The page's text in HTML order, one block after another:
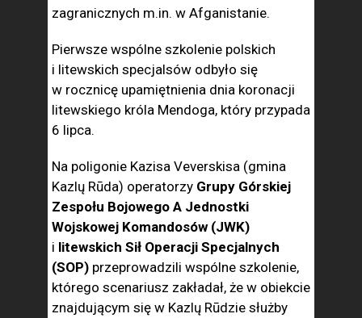
zagranicznych m.in. w Afganistanie.
Pierwsze wspólne szkolenie polskich
i litewskich specjalsów odbyło się
w rocznicę upamiętnienia dnia koronacji
litewskiego króla Mendoga, który przypada
6 lipca.
Na poligonie Kazisa Veverskisa (gmina
Kazlų Rūda) operatorzy Grupy Górskiej
Zespołu Bojowego A Jednostki
Wojskowej Komandosów (JWK)
i litewskich Sił Operacji Specjalnych
(SOP) przeprowadzili wspólne szkolenie,
którego scenariusz zakładał, że w obiekcie
znajdującym się w Kazlų Rūdzie służby